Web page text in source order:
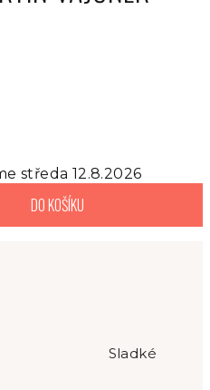
středa 12.8.2026
DO KOŠÍKU
Sladké